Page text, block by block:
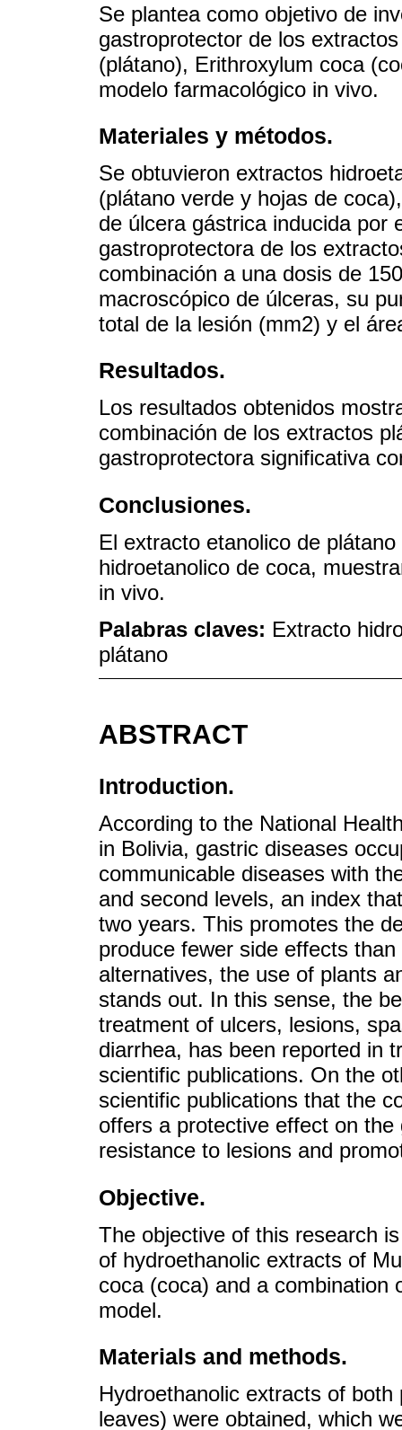
Se plantea como objetivo de
gastroprotector de los
(plátano), Erithroxylum coca
modelo farmacológico in vivo.
Materiales y métodos.
Se obtuvieron extractos
(plátano verde y hojas de
de úlcera gástrica inducida por
gastroprotectora de los
combinación a una dosis de
macroscópico de úlceras, su
total de la lesión (mm2) y el
Resultados.
Los resultados obtenidos
combinación de los extractos
gastroprotectora significativa
Conclusiones.
El extracto etanolico de
hidroetanolico de coca,
in vivo.
Palabras claves: Extracto
plátano
ABSTRACT
Introduction.
According to the National
in Bolivia, gastric diseases
communicable diseases with
and second levels, an index
two years. This promotes the
produce fewer side effects
alternatives, the use of plants
stands out. In this sense, the
treatment of ulcers, lesions,
diarrhea, has been reported in
scientific publications. On the
scientific publications that the
offers a protective effect on
resistance to lesions and
Objective.
The objective of this research
of hydroethanolic extracts of
coca (coca) and a combination
model.
Materials and methods.
Hydroethanolic extracts of
leaves) were obtained, which